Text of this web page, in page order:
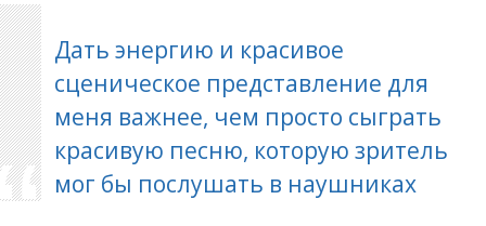
Дать энергию и красивое
сценическое представление для
меня важнее, чем просто сыграть
красивую песню, которую зритель
мог бы послушать в наушниках